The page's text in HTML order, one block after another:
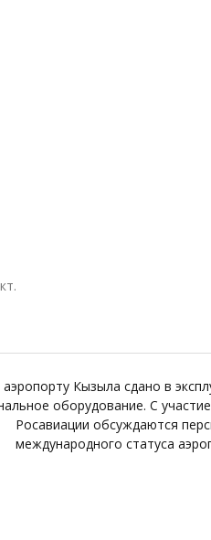
аэропорту Кызыла сдано в
оборудование. С
Росавиации обсуждаются
международного статуса